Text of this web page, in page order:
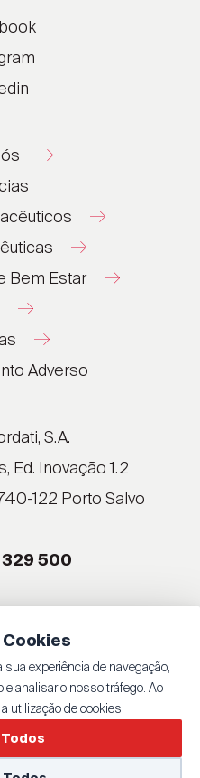
Bem Estar
®
®
®
®
Adverso
S.A.
Ed. Inovação 1.2
122 Porto Salvo
329 500
S.A.
GET ON
experiência de navegação,
analisar o nosso tráfego. Ao
utilização de cookies.